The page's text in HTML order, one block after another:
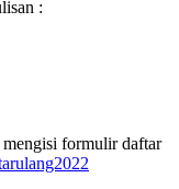
:
formulir daftar